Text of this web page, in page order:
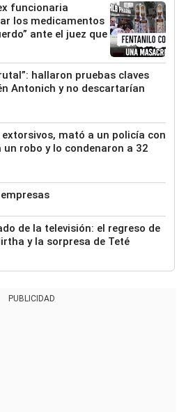
funcionaria
los medicamentos
ante el juez que
hallaron pruebas claves
Antonich y no descartarían
mató a un policía con
robo y lo condenaron a 32
de la televisión: el regreso de
y la sorpresa de Teté
PUBLICIDAD